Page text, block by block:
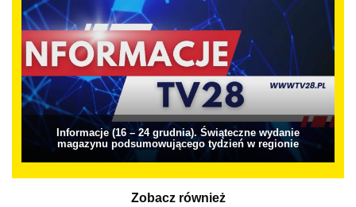
Informacje (16 – 24 grudnia). Świąteczne wydanie
magazynu podsumowującego tydzień w regionie
Zobacz również